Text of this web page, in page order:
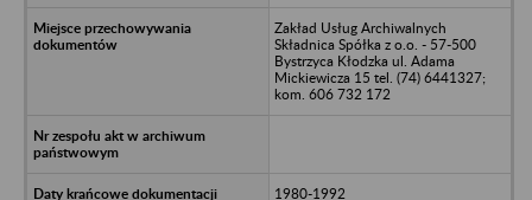
Zakład Usług Archiwalnych
Składnica Spółka z o.o. - 57-500
Bystrzyca Kłodzka ul. Adama
Mickiewicza 15 tel. (74) 6441327;
kom. 606 732 172
1980-1992